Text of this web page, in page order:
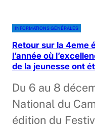
INFORMATIONS GÉNÉRALES
Retour sur la 4eme
l’année où
de la jeunesse ont
Du 6 au 8
National du
édition du